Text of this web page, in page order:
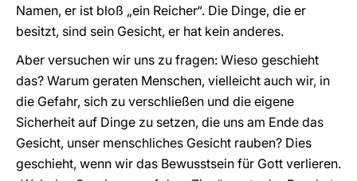
Namen, er ist bloß „ein Reicher“. Die Dinge, die er
besitzt, sind sein Gesicht, er hat kein anderes.
Aber versuchen wir uns zu fragen: Wieso geschieht
das? Warum geraten Menschen, vielleicht auch wir, in
die Gefahr, sich zu verschließen und die eigene
Sicherheit auf Dinge zu setzen, die uns am Ende das
Gesicht, unser menschliches Gesicht rauben? Dies
geschieht, wenn wir das Bewusstsein für Gott verlieren.